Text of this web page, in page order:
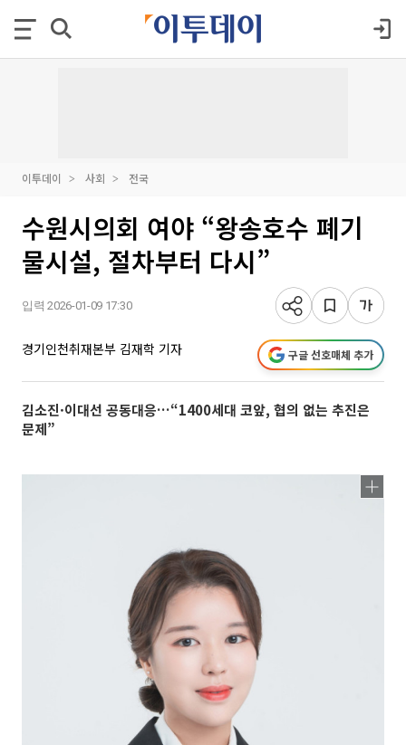
이투데이 사회 전국
수원시의회 여야 “왕송호수 폐기
물시설, 절차부터 다시”
입력 2026-01-09 17:30
경기인천취재본부 김재학 기자 구글 선호매체 추가
김소진·이대선 공동대응…“1400세대 코앞, 협의 없는 추진은
문제”